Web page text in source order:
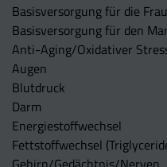
Basisversorgung für die Frau
Basisversorgung für den
Anti-Aging/Oxidativer
Augen
Blutdruck
Darm
Energiestoffwechsel
Fettstoffwechsel